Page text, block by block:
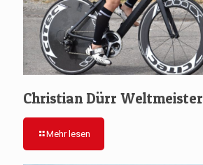
Christian Dürr Weltmeister
Mehr lesen